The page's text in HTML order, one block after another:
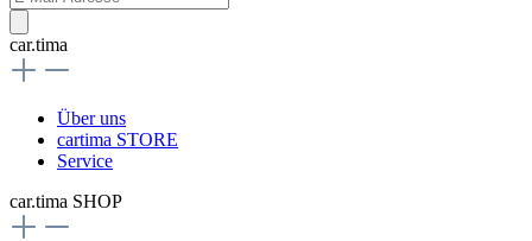
car.tima
Über uns
cartima STORE
Service
car.tima SHOP